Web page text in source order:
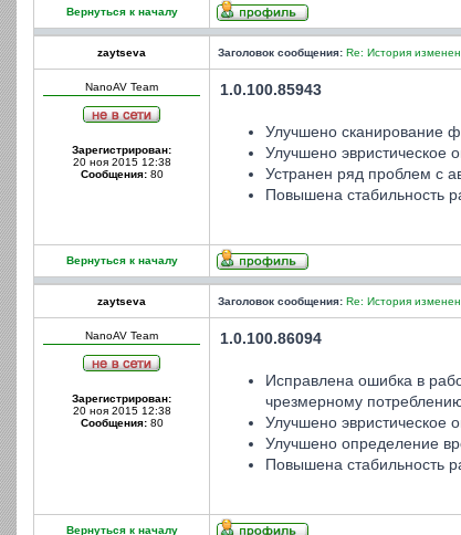
Вернуться к началу
zaytseva Заголовок сообщения: Re: История
NanoAV Team
Зарегистрирован:
20 ноя 2015 12:38
Сообщения:80
1.0.100.85943
Улучшено сканирование
Улучшено эвристическое
Устранен ряд проблем с
Повышена стабильность
Вернуться к началу
zaytseva Заголовок сообщения: Re: История
NanoAV Team
Зарегистрирован:
20 ноя 2015 12:38
Сообщения:80
1.0.100.86094
Исправлена ошибка в
чрезмерному
Улучшено эвристическое
Улучшено определение
Повышена стабильность
Вернуться к началу